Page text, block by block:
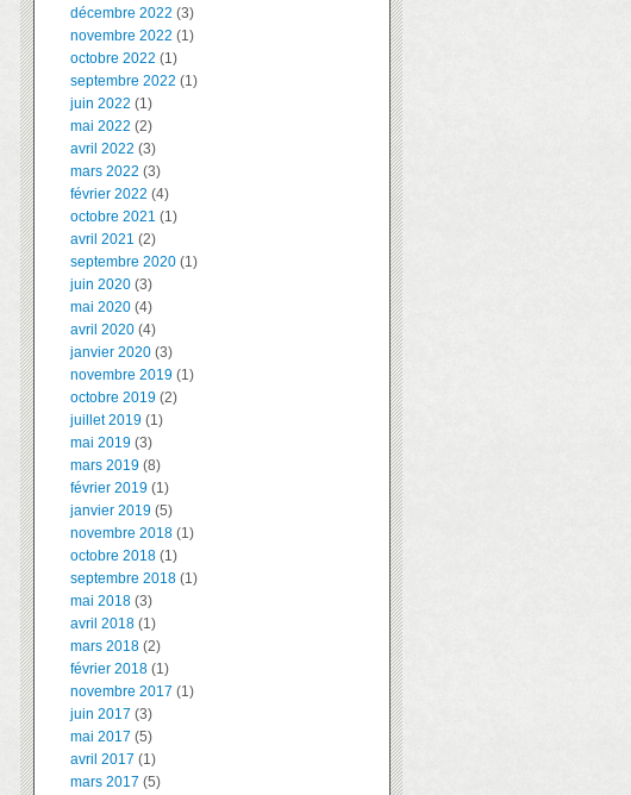
décembre 2022 (3)
novembre 2022 (1)
octobre 2022 (1)
septembre 2022 (1)
juin 2022 (1)
mai 2022 (2)
avril 2022 (3)
mars 2022 (3)
février 2022 (4)
octobre 2021 (1)
avril 2021 (2)
septembre 2020 (1)
juin 2020 (3)
mai 2020 (4)
avril 2020 (4)
janvier 2020 (3)
novembre 2019 (1)
octobre 2019 (2)
juillet 2019 (1)
mai 2019 (3)
mars 2019 (8)
février 2019 (1)
janvier 2019 (5)
novembre 2018 (1)
octobre 2018 (1)
septembre 2018 (1)
mai 2018 (3)
avril 2018 (1)
mars 2018 (2)
février 2018 (1)
novembre 2017 (1)
juin 2017 (3)
mai 2017 (5)
avril 2017 (1)
mars 2017 (5)